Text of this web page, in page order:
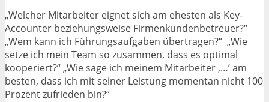
„Welcher Mitarbeiter eignet sich am ehesten als Key-
Accounter beziehungsweise Firmenkundenbetreuer?“
„Wem kann ich Führungsaufgaben übertragen?“ „Wie
setze ich mein Team so zusammen, dass es optimal
kooperiert?“ „Wie sage ich meinem Mitarbeiter ‚…’ am
besten, dass ich mit seiner Leistung momentan nicht 100
Prozent zufrieden bin?“